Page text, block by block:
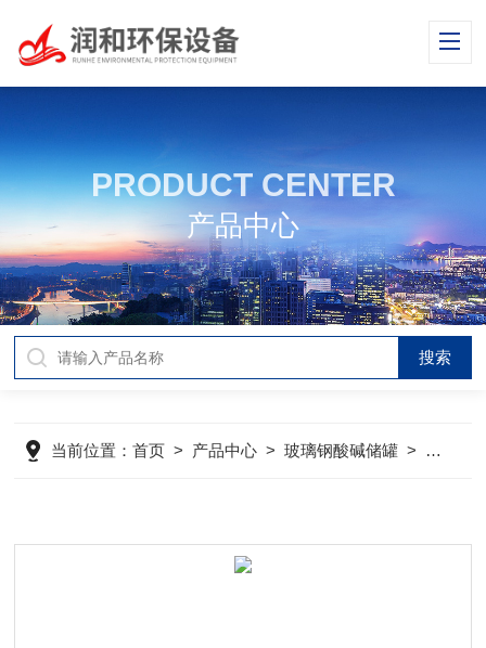
PRODUCT CENTER
产品中心
当前位置：首页 > 产品中心 >玻璃钢酸碱储罐 > 玻璃钢